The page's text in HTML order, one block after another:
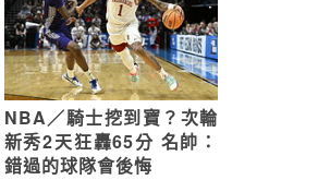
NBA／騎士挖到寶？次輪
新秀2天狂轟65分 名帥：
錯過的球隊會後悔